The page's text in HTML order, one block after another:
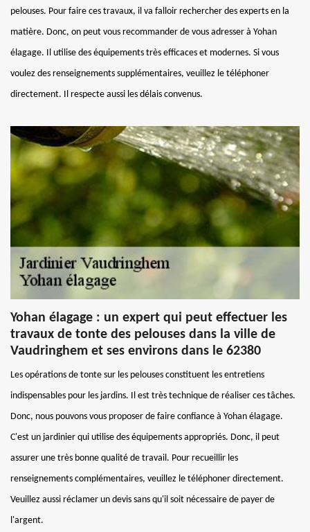
pelouses. Pour faire ces travaux, il va falloir rechercher des experts en la
matière. Donc, on peut vous recommander de vous adresser à Yohan
élagage. Il utilise des équipements très efficaces et modernes. Si vous
voulez des renseignements supplémentaires, veuillez le téléphoner
directement. Il respecte aussi les délais convenus.
Yohan élagage : un expert qui peut effectuer les
travaux de tonte des pelouses dans la ville de
Vaudringhem et ses environs dans le 62380
Les opérations de tonte sur les pelouses constituent les entretiens
indispensables pour les jardins. Il est très technique de réaliser ces tâches.
Donc, nous pouvons vous proposer de faire confiance à Yohan élagage.
C'est un jardinier qui utilise des équipements appropriés. Donc, il peut
assurer une très bonne qualité de travail. Pour recueillir les
renseignements complémentaires, veuillez le téléphoner directement.
Veuillez aussi réclamer un devis sans qu'il soit nécessaire de payer de
l'argent.